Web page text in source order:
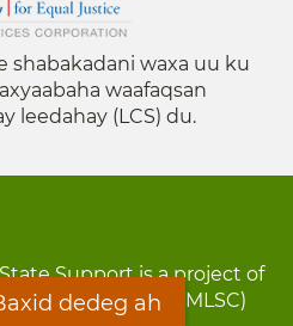
shabakadani waxa uu ku
waafaqsan
leedahay (LCS) du.
Support is a project of
Coalition (MLSC)
dedeg ah